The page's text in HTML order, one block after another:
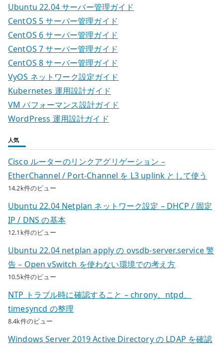
ー
タ
ー
を
分
解
分
散
型
に
す
る
考
え
方
Ubuntu 22.04 サーバー管理ガイド
CentOS 5 サーバー管理ガイド
CentOS 6 サーバー管理ガイド
CentOS 7 サーバー管理ガイド
CentOS 8 サーバー管理ガイド
VyOS ネットワーク設定ガイド
Kubernetes 運用設計ガイド
VM パフォーマンス設計ガイド
WordPress 運用設計ガイド
人気
Cisco ルーターのリンクアグリゲーション –
EtherChannel / Port-Channel を L3 uplink として使う
14.2k件のビュー
Ubuntu 22.04 Netplan ネットワーク設定 – DHCP / 固定
IP / DNS の基本
12.1k件のビュー
Ubuntu 22.04 netplan apply の ovsdb-server.service 警
告 – Open vSwitch を使わない環境での考え方
10.5k件のビュー
NTP トラブル時に確認すること – chrony、ntpd、
timesyncd の整理
8.4k件のビュー
Windows Server 2019 Active Directory の LDAP を確認